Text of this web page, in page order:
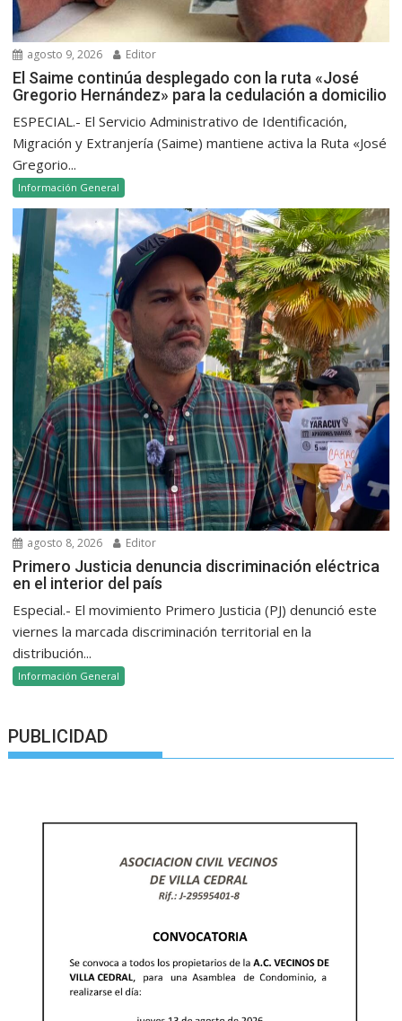
agosto 9, 2026 Editor
El Saime continúa desplegado con la ruta «José
Gregorio Hernández» para la cedulación a domicilio
ESPECIAL.- El Servicio Administrativo de Identificación,
Migración y Extranjería (Saime) mantiene activa la Ruta «José
Gregorio...
Información General
agosto 8, 2026 Editor
Primero Justicia denuncia discriminación eléctrica
en el interior del país
Especial.- El movimiento Primero Justicia (PJ) denunció este
viernes la marcada discriminación territorial en la
distribución...
Información General
PUBLICIDAD